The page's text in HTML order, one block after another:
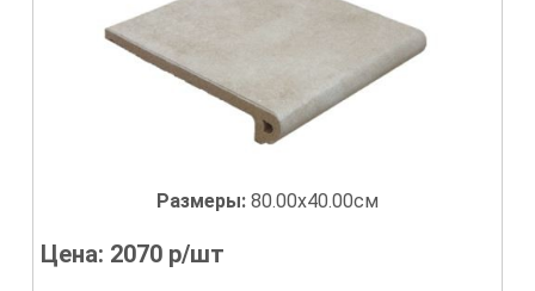
Размеры: 80.00x40.00см
Цена: 2070 р/шт